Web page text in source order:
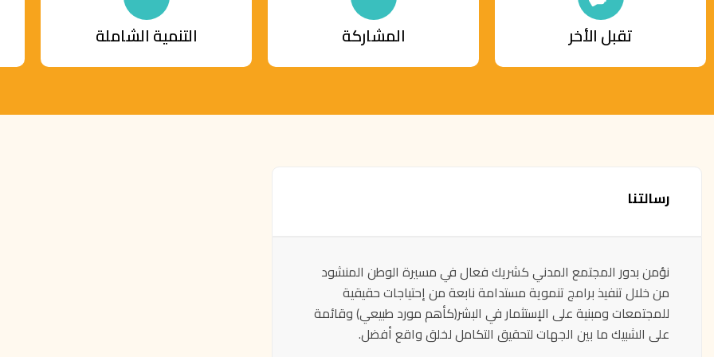
تقبل الأخر المشاركة التنمية الشاملة
رسالتنا
نؤمن بدور المجتمع المدني كشريك فعال في مسيرة الوطن المنشود
من خلال تنفيذ برامج تنموية مستدامة نابعة من إحتياجات حقيقية
للمجتمعات ومبنية على الإستثمار في البشر(كأهم مورد طبيعي) وقائمة
على الشبيك ما بين الجهات لتحقيق التكامل لخلق واقع أفضل.